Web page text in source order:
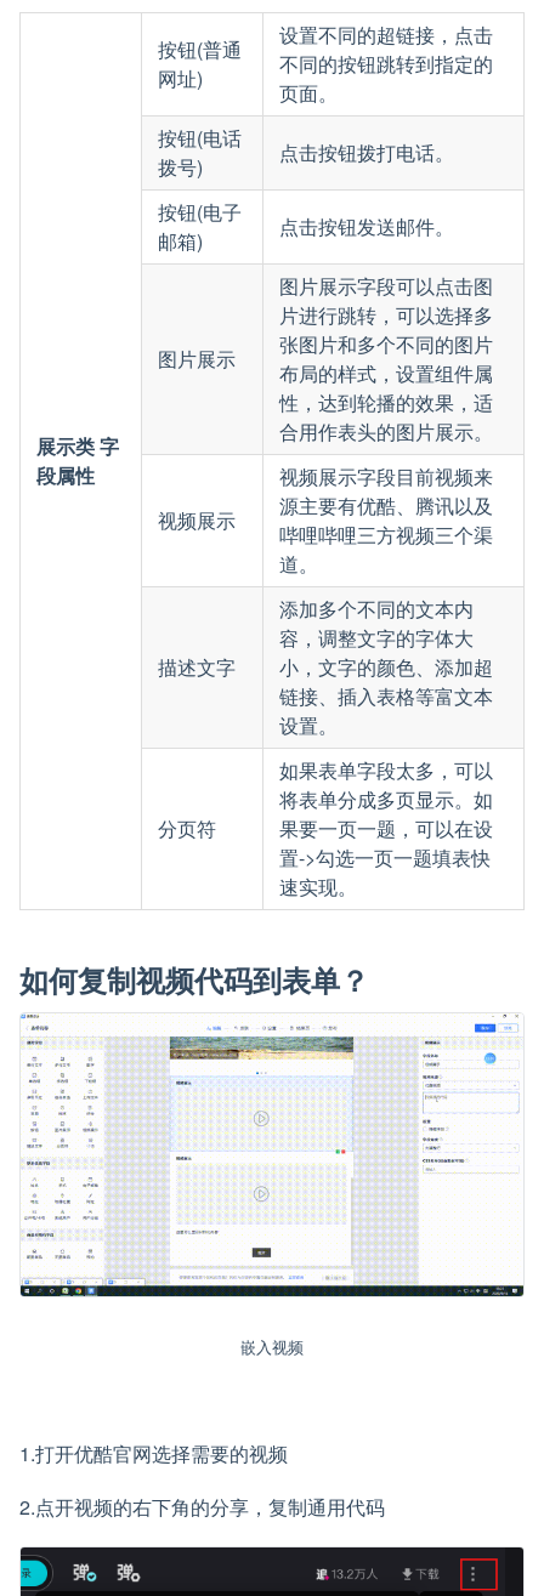
展示类 字
段属性
按钮(普通
网址)
设置不同的超链接，点击
不同的按钮跳转到指定的
页面。
按钮(电话
拨号)
点击按钮拨打电话。
按钮(电子
邮箱)
点击按钮发送邮件。
图片展示
图片展示字段可以点击图
片进行跳转，可以选择多
张图片和多个不同的图片
布局的样式，设置组件属
性，达到轮播的效果，适
合用作表头的图片展示。
视频展示
视频展示字段目前视频来
源主要有优酷、腾讯以及
哔哩哔哩三方视频三个渠
道。
描述文字
添加多个不同的文本内
容，调整文字的字体大
小，文字的颜色、添加超
链接、插入表格等富文本
设置。
分页符
如果表单字段太多，可以
将表单分成多页显示。如
果要一页一题，可以在设
置->勾选一页一题填表快
速实现。
如何复制视频代码到表单？
嵌入视频
1.打开优酷官网选择需要的视频
2.点开视频的右下角的分享，复制通用代码